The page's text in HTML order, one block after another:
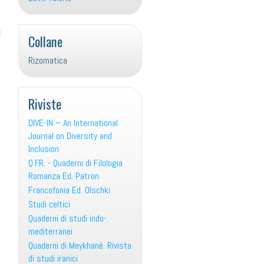
Collane
Rizomatica
Riviste
DIVE-IN – An International
Journal on Diversity and
Inclusion
Q.F.R. - Quaderni di Filologia
Romanza Ed. Patron
Francofonia Ed. Olschki
Studi celtici
Quaderni di studi indo-
mediterranei
Quaderni di Meykhané. Rivista
di studi iranici